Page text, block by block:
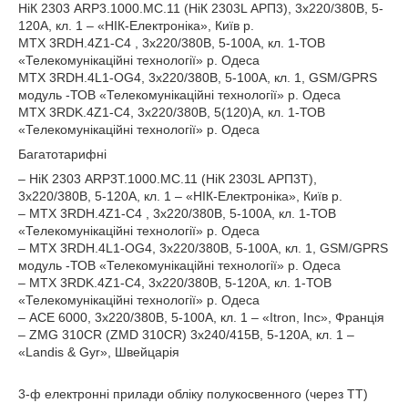
НіК 2303 ARP3.1000.MC.11 (НіК 2303L АРП3), 3х220/380В, 5-
120А, кл. 1 – «НІК-Електроніка», Київ р.
MTX 3RDН.4Z1-C4 , 3х220/380В, 5-100А, кл. 1-ТОВ
«Телекомунікаційні технології» р. Одеса
MTX 3RDH.4L1-ОG4, 3х220/380В, 5-100А, кл. 1, GSM/GPRS
модуль -ТОВ «Телекомунікаційні технології» р. Одеса
MTX 3RDK.4Z1-C4, 3х220/380В, 5(120)А, кл. 1-ТОВ
«Телекомунікаційні технології» р. Одеса
Багатотарифні
– НіК 2303 ARP3Т.1000.MC.11 (НіК 2303L АРП3Т),
3х220/380В, 5-120А, кл. 1 – «НІК-Електроніка», Київ р.
– MTX 3RDН.4Z1-C4 , 3х220/380В, 5-100А, кл. 1-ТОВ
«Телекомунікаційні технології» р. Одеса
– MTX 3RDH.4L1-ОG4, 3х220/380В, 5-100А, кл. 1, GSM/GPRS
модуль -ТОВ «Телекомунікаційні технології» р. Одеса
– MTX 3RDK.4Z1-C4, 3х220/380В, 5-120А, кл. 1-ТОВ
«Телекомунікаційні технології» р. Одеса
– АСЕ 6000, 3х220/380В, 5-100А, кл. 1 – «Itron, Inc», Франція
– ZMG 310CR (ZMD 310CR) 3х240/415В, 5-120А, кл. 1 –
«Landis & Gyr», Швейцарія
3-ф електронні прилади обліку полукосвенного (через ТТ)